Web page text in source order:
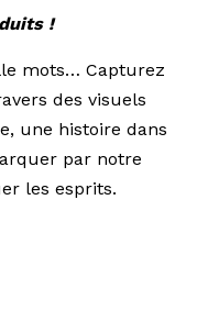
!
mots… Capturez
des visuels
une histoire dans
par notre
les esprits.